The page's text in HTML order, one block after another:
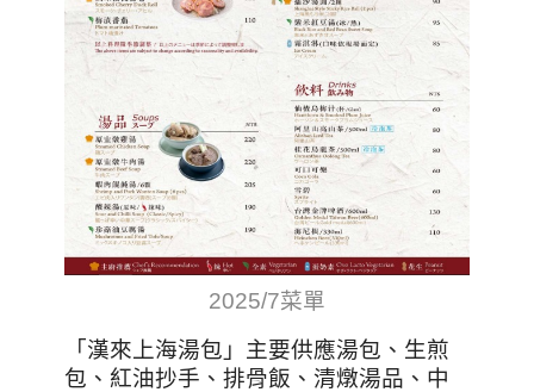
2025/7菜單
「漢來上海湯包」主要供應湯包、生煎
包、紅油抄手、排骨飯、清燉湯品、中